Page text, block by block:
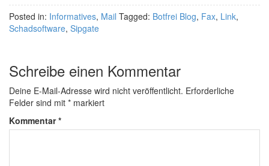
Posted in: Informatives, Mail Tagged: Botfrei Blog, Fax, Link,
Schadsoftware, Sipgate
Schreibe einen Kommentar
Deine E-Mail-Adresse wird nicht veröffentlicht. Erforderliche
Felder sind mit * markiert
Kommentar*